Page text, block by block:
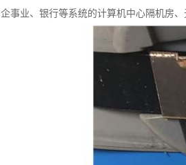
企事业、银行等系统的计算机中心隔机房